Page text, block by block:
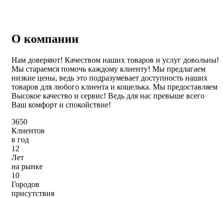
О компании
Нам доверяют! Качеством наших товаров и услуг довольны!
Мы стараемся помочь каждому клиенту! Мы предлагаем
низкие цены, ведь это подразумевает доступность наших
товаров для любого клиента и кошелька. Мы предоставляем
Высокое качество и сервис! Ведь для нас превыше всего
Ваш комфорт и спокойствие!
3650
Клиентов
в год
12
Лет
на рынке
10
Городов
присутствия